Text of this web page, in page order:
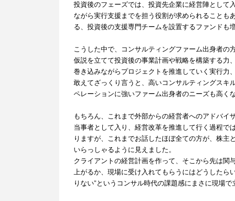
投資後のフェーズでは、投資先企業に経営陣として
ながら実行支援までを担う役割が求められることも
る、投資後の支援専門チームを設置するファンドも
こうした中で、コンサルティングファーム出身者の
仮説を立てて投資後の事業計画や戦略を構築する力
巻き込みながらプロジェクトを推進していく実行力
敢えてざっくり言うと、高いコンサルティングスキ
ペレーションに強いファーム出身者のニーズも高く
もちろん、これまで外部からの経営者へのアドバ
当事者として入り、経営改革を推進して行く過程で
りますが、これまでお話したほぼ全ての方が、株
いらっしゃるように見えました。
クライアントの経営計画を作って、そこから先は関
上がるか、現場に受け入れてもらうにはどうした
りない”というコンサル時代の課題感にまさに現場